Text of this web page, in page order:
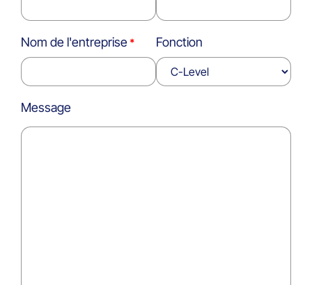
Nom de l'entreprise Fonction
Message